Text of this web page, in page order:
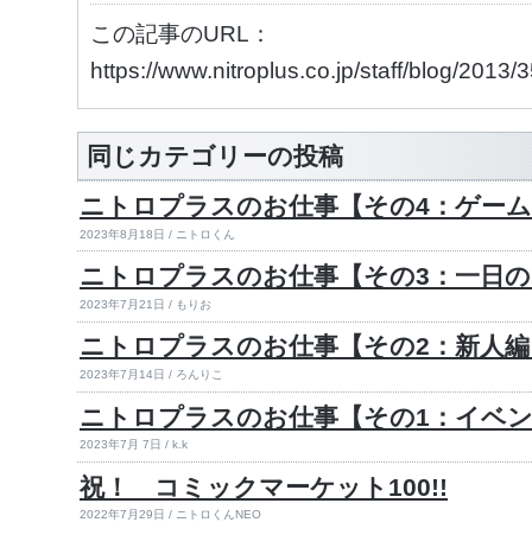
この記事のURL：
https://www.nitroplus.co.jp/staff/blog/2013/
同じカテゴリーの投稿
ニトロプラスのお仕事【その4：ゲー
2023年8月18日 / ニトロくん
ニトロプラスのお仕事【その3：一日
2023年7月21日 / もりお
ニトロプラスのお仕事【その2：新人
2023年7月14日 / ろんりこ
ニトロプラスのお仕事【その1：イベ
2023年7月 7日 / k.k
祝！ コミックマーケット100!!
2022年7月29日 / ニトロくんNEO